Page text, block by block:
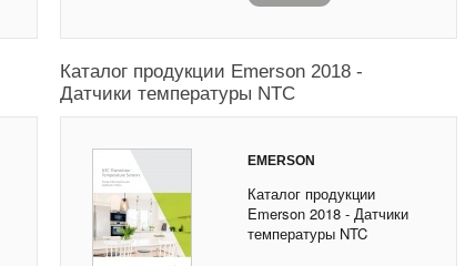
Каталог продукции Emerson 2018 -
Датчики температуры NTC
EMERSON
Каталог продукции
Emerson 2018 - Датчики
температуры NTC